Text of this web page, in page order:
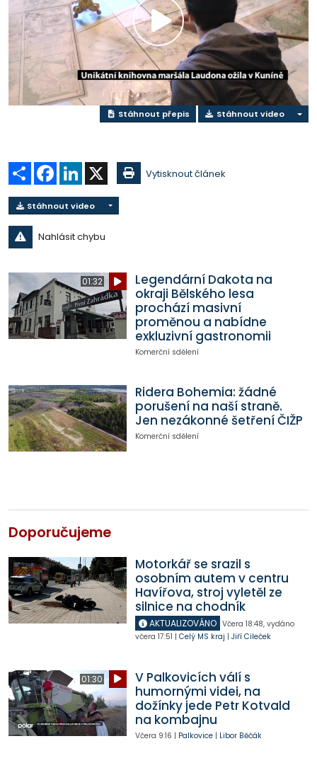
Přehrát
video
Stáhnout přepis Stáhnout video
Sdílet Facebook
LinkedIn Vytisknout článek
Stáhnout video
Nahlásit chybu
01:32
Legendární Dakota na
okraji Bělského lesa
prochází masivní
proměnou a nabídne
exkluzivní gastronomii
Komerční sdělení
Ridera Bohemia: žádné
porušení na naší straně.
Jen nezákonné šetření ČIŽP
Komerční sdělení
Doporučujeme
Motorkář se srazil s
osobním autem v centru
Havířova, stroj vyletěl ze
silnice na chodník
AKTUALIZOVÁNO Včera 18:48, vydáno
včera 17:51 | Celý MS kraj | Jiří Cileček
01:30
V Palkovicích válí s
humornými videi, na
dožínky jede Petr Kotvald
na kombajnu
Včera 9:16 | Palkovice| Libor Běčák